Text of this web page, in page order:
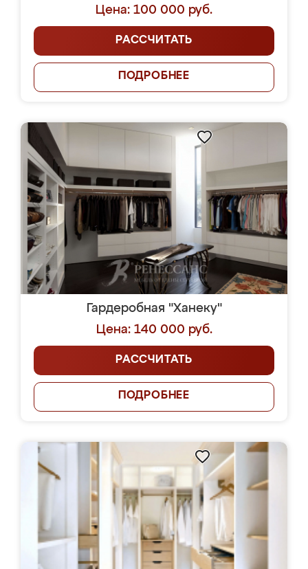
Цена: 100 000 руб.
РАССЧИТАТЬ
ПОДРОБНЕЕ
Гардеробная "Ханеку"
Цена: 140 000 руб.
РАССЧИТАТЬ
ПОДРОБНЕЕ